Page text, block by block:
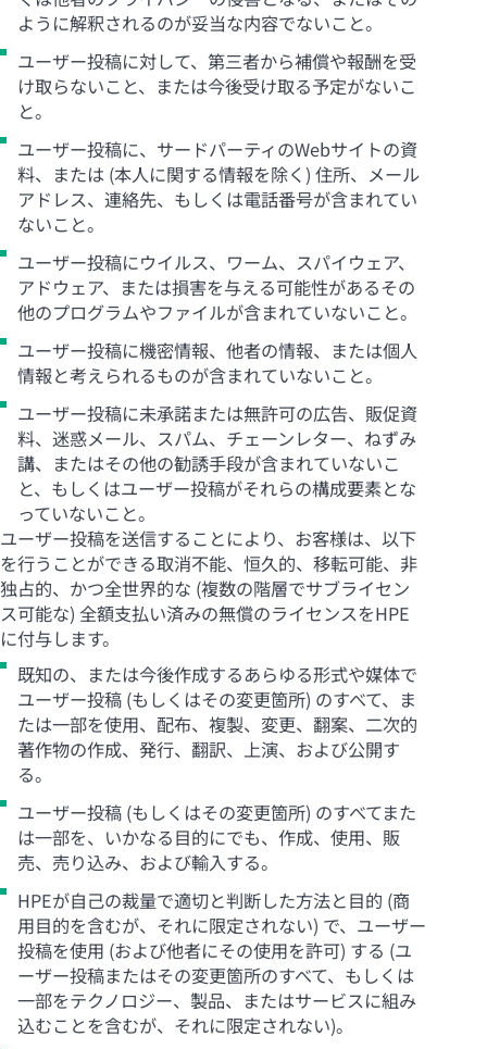
ように解釈されるのが妥当な内容でないこと。
ユーザー投稿に対して、第三者から補償や報酬を受
け取らないこと、または今後受け取る予定がないこ
と。
ユーザー投稿に、サードパーティのWebサイトの資
料、または (本人に関する情報を除く) 住所、メール
アドレス、連絡先、もしくは電話番号が含まれてい
ないこと。
ユーザー投稿にウイルス、ワーム、スパイウェア、
アドウェア、または損害を与える可能性があるその
他のプログラムやファイルが含まれていないこと。
ユーザー投稿に機密情報、他者の情報、または個人
情報と考えられるものが含まれていないこと。
ユーザー投稿に未承諾または無許可の広告、販促資
料、迷惑メール、スパム、チェーンレター、ねずみ
講、またはその他の勧誘手段が含まれていないこ
と、もしくはユーザー投稿がそれらの構成要素とな
っていないこと。
ユーザー投稿を送信することにより、お客様は、以下
を行うことができる取消不能、恒久的、移転可能、非
独占的、かつ全世界的な (複数の階層でサブライセン
ス可能な) 全額支払い済みの無償のライセンスをHPE
に付与します。
既知の、または今後作成するあらゆる形式や媒体で
ユーザー投稿 (もしくはその変更箇所) のすべて、ま
たは一部を使用、配布、複製、変更、翻案、二次的
著作物の作成、発行、翻訳、上演、および公開す
る。
ユーザー投稿 (もしくはその変更箇所) のすべてまた
は一部を、いかなる目的にでも、作成、使用、販
売、売り込み、および輸入する。
HPEが自己の裁量で適切と判断した方法と目的 (商
用目的を含むが、それに限定されない) で、ユーザー
投稿を使用 (および他者にその使用を許可) する (ユ
ーザー投稿またはその変更箇所のすべて、もしくは
一部をテクノロジー、製品、またはサービスに組み
込むことを含むが、それに限定されない)。